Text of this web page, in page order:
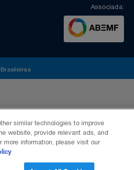
Associada:
similar technologies to improve
website, provide relevant ads, and
more information, please visit our